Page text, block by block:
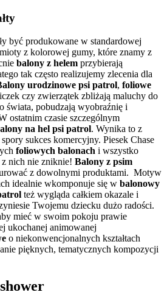
być produkowane w standardowej
z kolorowej gumy, które znamy z
balony z helem przybierają
tak często realizujemy zlecenia dla
urodzinowe psi patrol, foliowe
czy zwierzątek zbliżają maluchy do
świata, pobudzają wyobraźnię i
ostatnim czasie szczególnym
na hel psi patrol. Wynika to z
sukces komercyjny. Piesek Chase
foliowych balonach i wszystko
nich nie zniknie! Balony z psim
z dowolnymi produktami. Motyw
idealnie wkomponuje się w balonowy
też wygląda całkiem okazale i
Twojemu dziecku dużo radości.
mieć w swoim pokoju prawie
ukochanej animowanej
o niekonwencjonalnych kształtach
pięknych, tematycznych kompozycji